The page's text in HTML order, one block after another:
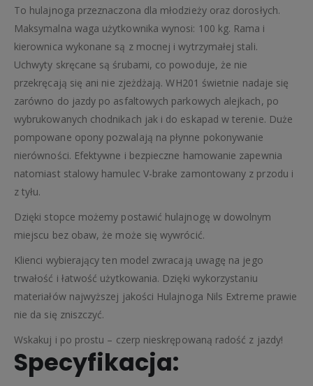
To hulajnoga przeznaczona dla młodzieży oraz dorosłych.
Maksymalna waga użytkownika wynosi: 100 kg. Rama i
kierownica wykonane są z mocnej i wytrzymałej stali.
Uchwyty skręcane są śrubami, co powoduje, że nie
przekręcają się ani nie zjeżdżają. WH201 świetnie nadaje się
zarówno do jazdy po asfaltowych parkowych alejkach, po
wybrukowanych chodnikach jak i do eskapad w terenie. Duże
pompowane opony pozwalają na płynne pokonywanie
nierówności. Efektywne i bezpieczne hamowanie zapewnia
natomiast stalowy hamulec V-brake zamontowany z przodu i
z tyłu.
Dzięki stopce możemy postawić hulajnogę w dowolnym
miejscu bez obaw, że może się wywrócić.
Klienci wybierający ten model zwracają uwagę na jego
trwałość i łatwość użytkowania. Dzięki wykorzystaniu
materiałów najwyższej jakości Hulajnoga Nils Extreme prawie
nie da się zniszczyć.
Wskakuj i po prostu – czerp nieskrępowaną radość z jazdy!
Specyfikacja: